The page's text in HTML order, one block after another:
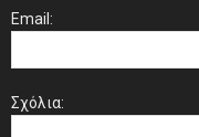
Email:
Σχόλια: